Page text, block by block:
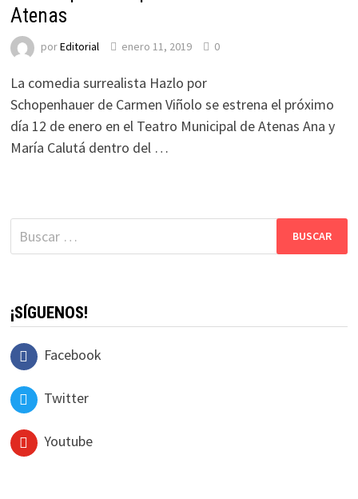
Atenas
porEditorial enero 11, 2019 0
La comedia surrealista Hazlo por
Schopenhauer de Carmen Viñolo se estrena el próximo
día 12 de enero en el Teatro Municipal de Atenas Ana y
María Calutá dentro del …
Buscar:
¡SÍGUENOS!
Facebook
Twitter
Youtube